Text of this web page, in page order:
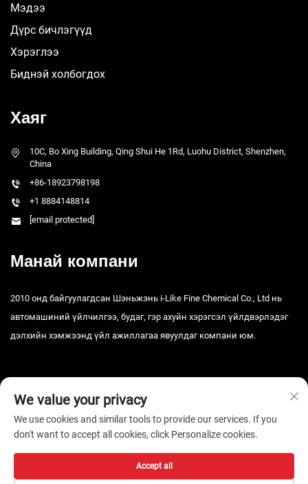
Мэдээ
Дүрс бичлэгүүд
Хэрэглээ
Биднэй холбогдох
Хаяг
10C, Bo Xing Building, Qing Shui He 1Rd, Luohu District, Shenzhen,
China
+86-18923798198
+1 8884148814
[email protected]
Манай компани
2010 онд байгуулагдсан Шэньжэнь i-Like Fine Chemical Co., Ltd нь
автомашиний үйлчилгээ, будаг, гэр ахуйн хэрэгсэл үйлдвэрлэдэг
дэлхийн хэмжээнд үйл ажиллагаа явуулдаг компани юм.
Зохиогчийн эрх © 2026 Шэньчжэний i-Like Тоног төхөөрөмжийн ХХК.
We value your privacy
We use cookies and similar tools to provide our services. If you
don't want to accept all cookies, click Personalize cookies.
Accept all